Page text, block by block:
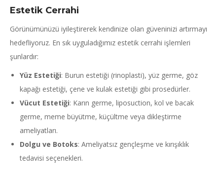
Estetik Cerrahi
Görünümünüzü iyileştirerek kendinize olan güveninizi artırmayı
hedefliyoruz. En sık uyguladığımız estetik cerrahi işlemleri
şunlardır:
Yüz Estetiği: Burun estetiği (rinoplasti), yüz germe, göz
kapağı estetiği, çene ve kulak estetiği gibi prosedürler.
Vücut Estetiği: Karın germe, liposuction, kol ve bacak
germe, meme büyütme, küçültme veya dikleştirme
ameliyatları.
Dolgu ve Botoks: Ameliyatsız gençleşme ve kırışıklık
tedavisi seçenekleri.